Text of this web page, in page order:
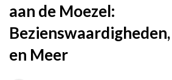
aan de Moezel:
en Meer